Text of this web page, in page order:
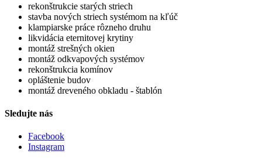
rekonštrukcie starých striech
stavba nových striech systémom na kľúč
klampiarske práce rôzneho druhu
likvidácia eternitovej krytiny
montáž strešných okien
montáž odkvapových systémov
rekonštrukcia komínov
opláštenie budov
montáž dreveného obkladu - štablón
Sledujte nás
Facebook
Instagram